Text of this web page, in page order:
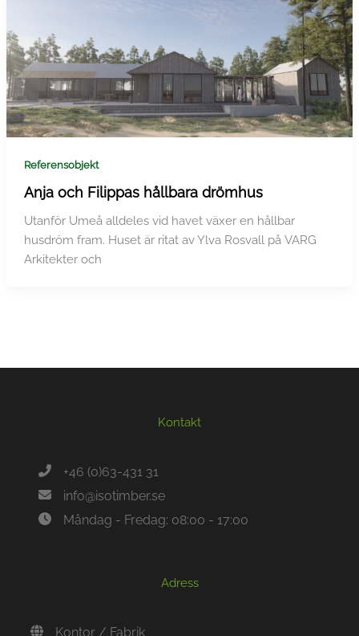
Referensobjekt
Anja och Filippas hållbara drömhus
Utanför Umeå alldeles vid havet växer en hållbar
husdröm fram. Huset är ritat av Ylva Rosvall på VARG
Arkitekter och
Kontakt
+46 (0)63-431 31
info@isotimber.se
Måndag - Fredag: 08:00 - 17:00
Adress
Kontor / Fabrik